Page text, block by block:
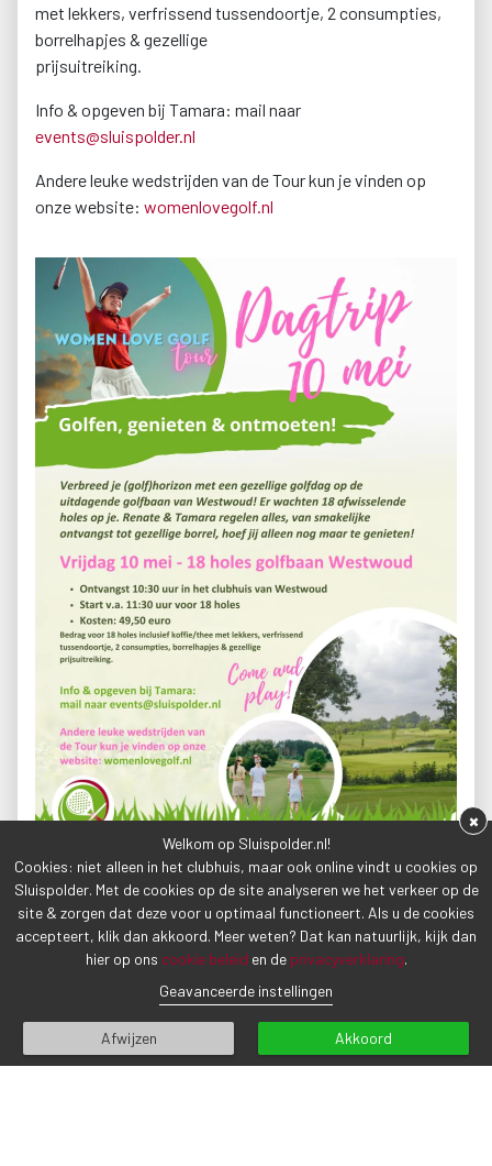
met lekkers, verfrissend tussendoortje, 2 consumpties,
borrelhapjes & gezellige
prijsuitreiking.
Info & opgeven bij Tamara: mail naar
events@sluispolder.nl
Andere leuke wedstrijden van de Tour kun je vinden op
onze website: womenlovegolf.nl
VORIG BERICHT VOLGEND BERICHT
Welkom op Sluispolder.nl!
Cookies: niet alleen in het clubhuis, maar ook online vindt u cookies op
Sluispolder. Met de cookies op de site analyseren we het verkeer op de
site & zorgen dat deze voor u optimaal functioneert. Als u de cookies
accepteert, klik dan akkoord. Meer weten? Dat kan natuurlijk, kijk dan
hier op ons cookie beleid en de privacyverklaring.
Geavanceerde instellingen
Afwijzen Akkoord
×